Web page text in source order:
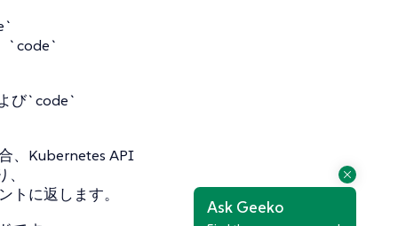
Ask Geeko
`code`
び`code`
、Kubernetes API
に返します。